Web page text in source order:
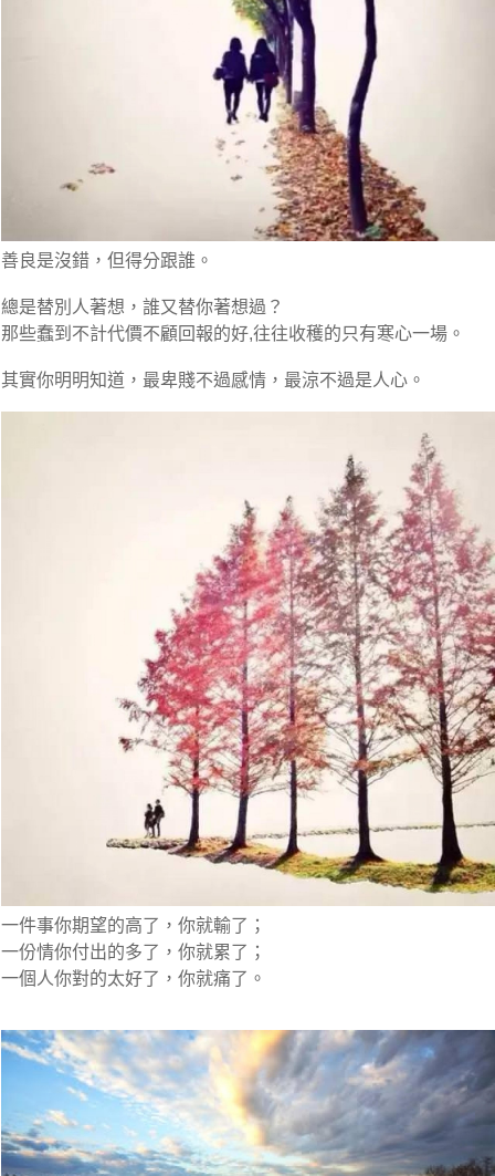
善良是沒錯，但得分跟誰。
總是替別人著想，誰又替你著想過？
那些蠢到不計代價不顧回報的好,往往收穫的只有寒心一場。
其實你明明知道，最卑賤不過感情，最涼不過是人心。
一件事你期望的高了，你就輸了；
一份情你付出的多了，你就累了；
一個人你對的太好了，你就痛了。